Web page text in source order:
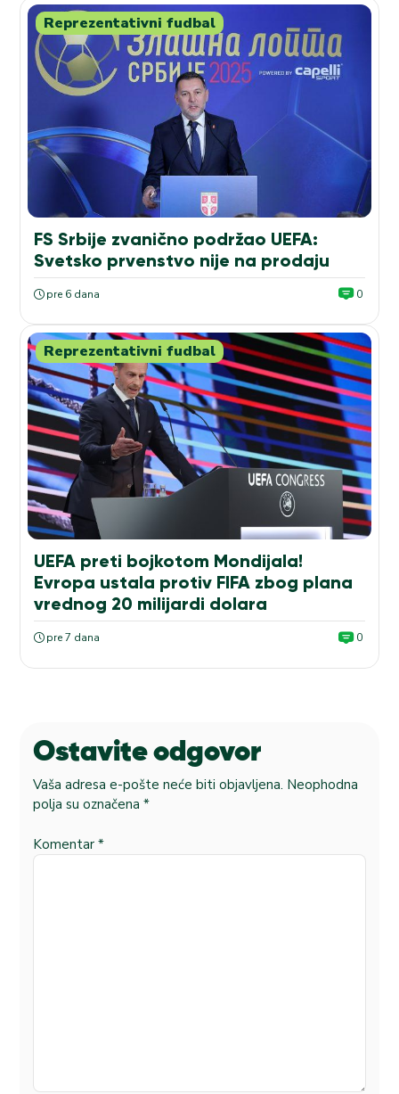
Reprezentativni fudbal
FS Srbije zvanično podržao UEFA:
Svetsko prvenstvo nije na prodaju
pre 6 dana 0
Reprezentativni fudbal
UEFA preti bojkotom Mondijala!
Evropa ustala protiv FIFA zbog plana
vrednog 20 milijardi dolara
pre 7 dana 0
Ostavite odgovor
Vaša adresa e-pošte neće biti objavljena. Neophodna
polja su označena *
Komentar *